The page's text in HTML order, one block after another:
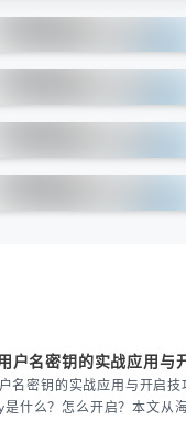
户名密钥的实战应用与
名密钥的实战应用与开启
是什么？怎么开启？本文从